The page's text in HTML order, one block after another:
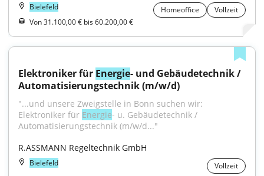
Bielefeld Homeoffice
Vollzeit
Von 31.100,00 € bis 60.200,00 €
Elektroniker für Energie- und Gebäudetechnik /
Automatisierungstechnik (m/w/d)
"...und unsere Zweigstelle in Bonn suchen wir:
Elektroniker für Energie- u. Gebäudetechnik /
Automatisierungstechnik (m/w/d..."
R.ASSMANN Regeltechnik GmbH
Bielefeld Vollzeit